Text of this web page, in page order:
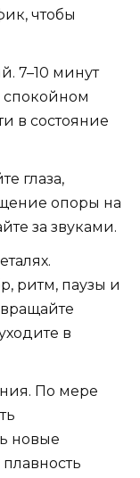
чтобы
7–10 минут
в состояние
глаза,
опоры на
за звуками.
ритм, паузы и
в
По мере
новые